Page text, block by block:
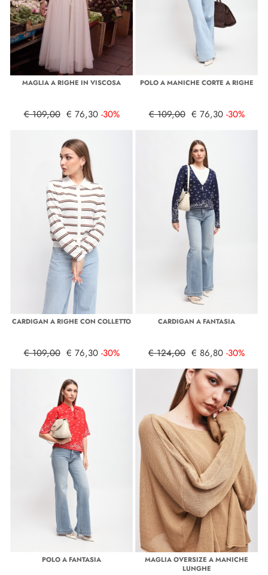
MAGLIA A RIGHE IN VISCOSA
€ 109,00 € 76,30 -30%
POLO A MANICHE CORTE A RIGHE
€ 109,00 € 76,30 -30%
CARDIGAN A RIGHE CON COLLETTO
€ 109,00 € 76,30 -30%
CARDIGAN A FANTASIA
€ 124,00 € 86,80 -30%
POLO A FANTASIA
MAGLIA OVERSIZE A MANICHE
LUNGHE